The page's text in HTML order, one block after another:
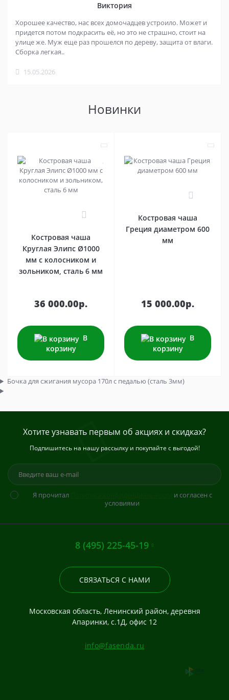
Виктория
Хорошее качество, нас всех домочадцев устроило. Может и
придется потом подкрасить её, но это не страшно, стоит на
улице же. Муж еще раз прошелся по дереву, защита от влаги.
Сборка легкая..
15.05.2026
Новинки
Костровая чаша
Круглая Элипс Ø1000
мм с колосником и
зольником, сталь 6 мм
36 000.00р.
В
корзину
Костровая чаша
Греция диаметром 600
мм
15 000.00р.
В
корзину
Бочка для сжигания мусора 170л с педалью (сталь 3мм)
Хотите узнавать первым об акциях и скидках?
Подпишитесь на нашу рассылку и покупайте с выгодой!
Я прочитал
и согласен с
условиями
8 (495) 225-45-19
СВЯЗАТЬСЯ С НАМИ
Московская область, Ленинский район, деревня
Апаринки, с.1Д, офис 12
info@fasenda.ru